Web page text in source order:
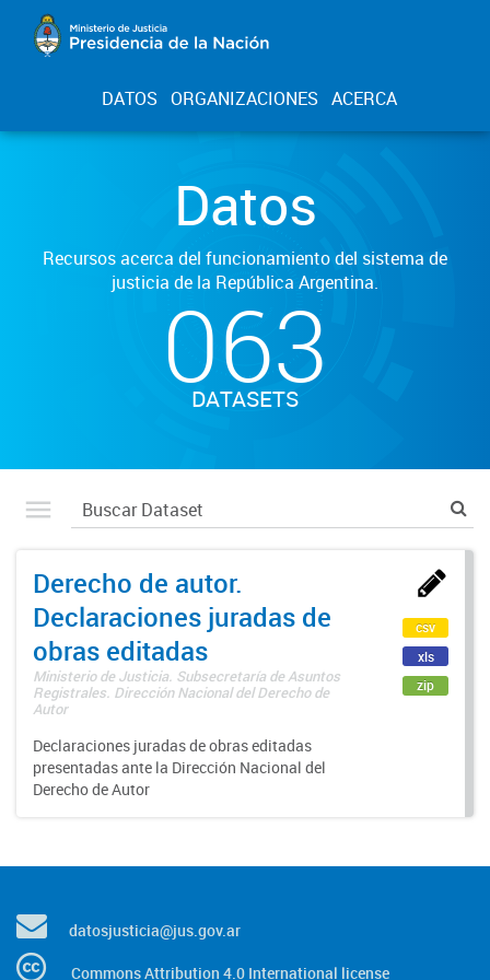
DATOS ORGANIZACIONES ACERCA
Datos
Recursos acerca del funcionamiento del sistema de
justicia de la República Argentina.
063
DATASETS
Derecho de autor.
Declaraciones juradas de
obras editadas
Ministerio de Justicia. Subsecretaría de Asuntos
Registrales. Dirección Nacional del Derecho de
Autor
Declaraciones juradas de obras editadas
presentadas ante la Dirección Nacional del
Derecho de Autor
csv
xls
zip
datosjusticia@jus.gov.ar
Commons Attribution 4.0 International license